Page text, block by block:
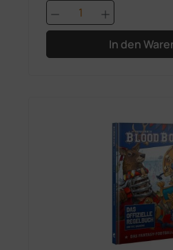
Produkt Anzahl:
In den